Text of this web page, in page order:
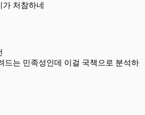
처참하네
드는 민족성인데 이걸 국책으로 분석하